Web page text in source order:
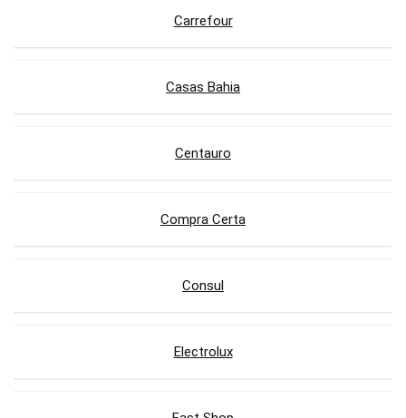
Carrefour
Casas Bahia
Centauro
Compra Certa
Consul
Electrolux